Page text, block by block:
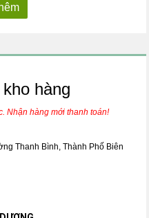
hàng
Nhận hàng mới thanh toán!
Thanh Bình, Thành Phố Biên